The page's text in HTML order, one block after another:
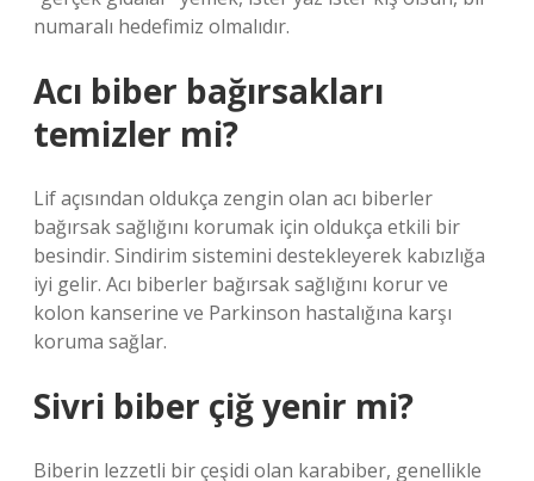
numaralı hedefimiz olmalıdır.
Acı biber bağırsakları
temizler mi?
Lif açısından oldukça zengin olan acı biberler
bağırsak sağlığını korumak için oldukça etkili bir
besindir. Sindirim sistemini destekleyerek kabızlığa
iyi gelir. Acı biberler bağırsak sağlığını korur ve
kolon kanserine ve Parkinson hastalığına karşı
koruma sağlar.
Sivri biber çiğ yenir mi?
Biberin lezzetli bir çeşidi olan karabiber, genellikle